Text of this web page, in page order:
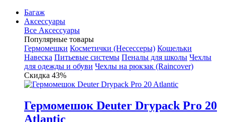
Багаж
Аксессуары
Все Аксессуары
Популярные товары
Гермомешки Косметички (Несессеры) Кошельки
Навеска Питьевые системы Пеналы для школы Чехлы
для одежды и обуви Чехлы на рюкзак (Raincover)
Скидка 43%
Гермомешок Deuter Drypack Pro 20
Atlantic